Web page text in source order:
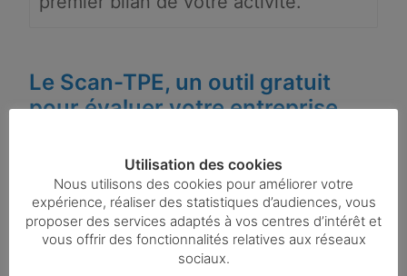
Le Scan-TPE, un outil gratuit
pour évaluer votre entreprise
Le Scan-TPE se présente sous la forme
d’un questionnaire que le conseiller
Rivalis complète suite à un entretien
précis avec vous. Vous allez répondre à
Utilisation des cookies
Nous utilisons des cookies pour améliorer votre
expérience, réaliser des statistiques d’audiences, vous
proposer des services adaptés à vos centres d’intérêt et
vous offrir des fonctionnalités relatives aux réseaux
sociaux.